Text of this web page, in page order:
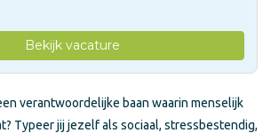
Bekijk vacature
verantwoordelijke baan waarin menselijk
Typeer jij jezelf als sociaal, stressbestendig,